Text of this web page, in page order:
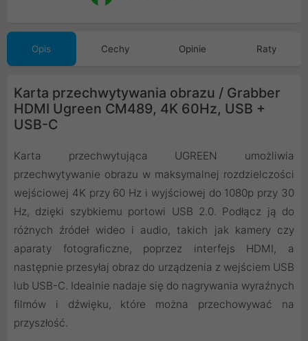
Opis Cechy Opinie Raty
Karta przechwytywania obrazu / Grabber
HDMI Ugreen CM489, 4K 60Hz, USB +
USB-C
Karta przechwytująca UGREEN umożliwia
przechwytywanie obrazu w maksymalnej rozdzielczości
wejściowej 4K przy 60 Hz i wyjściowej do 1080p przy 30
Hz, dzięki szybkiemu portowi USB 2.0. Podłącz ją do
różnych źródeł wideo i audio, takich jak kamery czy
aparaty fotograficzne, poprzez interfejs HDMI, a
następnie przesyłaj obraz do urządzenia z wejściem USB
lub USB-C. Idealnie nadaje się do nagrywania wyraźnych
filmów i dźwięku, które można przechowywać na
przyszłość.